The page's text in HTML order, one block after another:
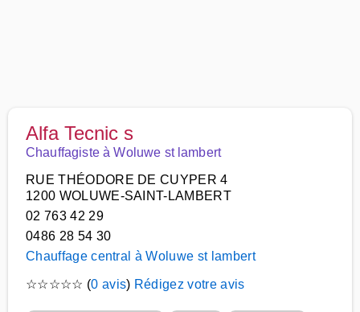
Alfa Tecnic s
Chauffagiste à Woluwe st lambert
RUE THÉODORE DE CUYPER 4
1200 WOLUWE-SAINT-LAMBERT
02 763 42 29
0486 28 54 30
Chauffage central à Woluwe st lambert
☆☆☆☆☆ (0 avis) Rédigez votre avis